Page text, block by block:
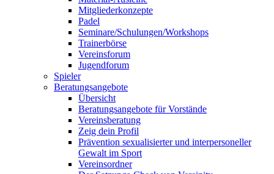
Mitgliederkonzepte
Padel
Seminare/Schulungen/Workshops
Trainerbörse
Vereinsforum
Jugendforum
Spieler
Beratungsangebote
Übersicht
Beratungsangebote für Vorstände
Vereinsberatung
Zeig dein Profil
Prävention sexualisierter und interpersoneller
Gewalt im Sport
Vereinsordner